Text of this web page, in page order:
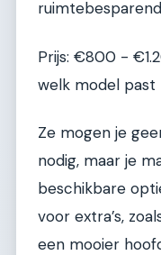
Prijs: €800 -
welk model past
Ze mogen je
nodig, maar je
beschikbare
voor extra’s,
een mooier